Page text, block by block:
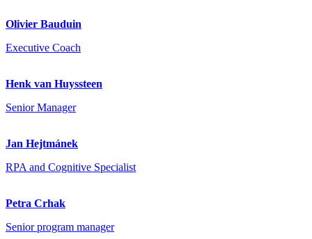
Olivier Bauduin
Executive Coach
Henk van Huyssteen
Senior Manager
Jan Hejtmánek
RPA and Cognitive Specialist
Petra Crhak
Senior program manager